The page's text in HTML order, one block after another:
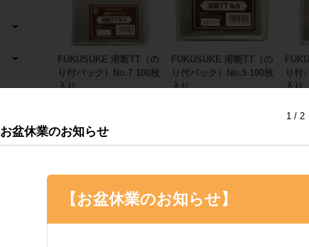
FUKUSUKE 溶断TT（の
り付パック）No.7 100枚
入り
FUKUSUKE 溶断TT（の
り付パック）No.5 100枚
入り
り付
入り
1 2
お盆休業のお知らせ
【お盆休業のお知らせ】